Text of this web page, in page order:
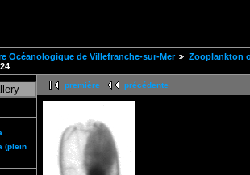
Océanologique de Villefranche-sur-Mer
Zooplankton
(plein
première précédente